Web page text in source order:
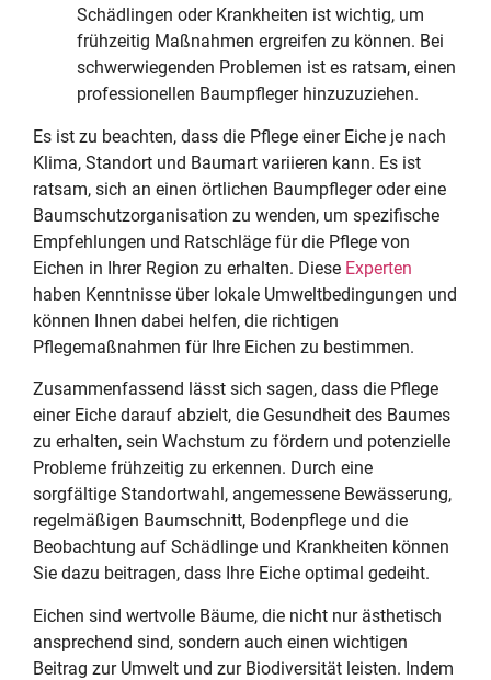
Schädlingen oder Krankheiten ist wichtig, um
frühzeitig Maßnahmen ergreifen zu können. Bei
schwerwiegenden Problemen ist es ratsam, einen
professionellen Baumpfleger hinzuzuziehen.
Es ist zu beachten, dass die Pflege einer Eiche je nach
Klima, Standort und Baumart variieren kann. Es ist
ratsam, sich an einen örtlichen Baumpfleger oder eine
Baumschutzorganisation zu wenden, um spezifische
Empfehlungen und Ratschläge für die Pflege von
Eichen in Ihrer Region zu erhalten. Diese Experten
haben Kenntnisse über lokale Umweltbedingungen und
können Ihnen dabei helfen, die richtigen
Pflegemaßnahmen für Ihre Eichen zu bestimmen.
Zusammenfassend lässt sich sagen, dass die Pflege
einer Eiche darauf abzielt, die Gesundheit des Baumes
zu erhalten, sein Wachstum zu fördern und potenzielle
Probleme frühzeitig zu erkennen. Durch eine
sorgfältige Standortwahl, angemessene Bewässerung,
regelmäßigen Baumschnitt, Bodenpflege und die
Beobachtung auf Schädlinge und Krankheiten können
Sie dazu beitragen, dass Ihre Eiche optimal gedeiht.
Eichen sind wertvolle Bäume, die nicht nur ästhetisch
ansprechend sind, sondern auch einen wichtigen
Beitrag zur Umwelt und zur Biodiversität leisten. Indem